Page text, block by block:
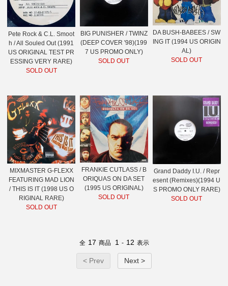
Pete Rock & C.L. Smoot
h / All Souled Out (1991
US ORIGINAL TEST PR
ESSING VERY RARE)
SOLD OUT
BIG PUNISHER / TWINZ
(DEEP COVER '98)(199
7 US PROMO ONLY)
SOLD OUT
DA BUSH-BABEES / SW
ING IT (1994 US ORIGIN
AL)
SOLD OUT
MIXMASTER G-FLEXX
FEATURING MAD LION
/ THIS IS IT (1998 US O
RIGINAL RARE)
SOLD OUT
FRANKIE CUTLASS / B
ORIQUAS ON DA SET
(1995 US ORIGINAL)
SOLD OUT
Grand Daddy I.U. / Repr
esent (Remixes)(1994 U
S PROMO ONLY RARE)
SOLD OUT
全 17 商品 1 - 12 表示
< Prev Next >